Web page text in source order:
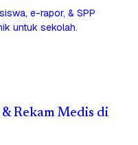
e-rapor, & SPP
untuk sekolah.
Rekam Medis di